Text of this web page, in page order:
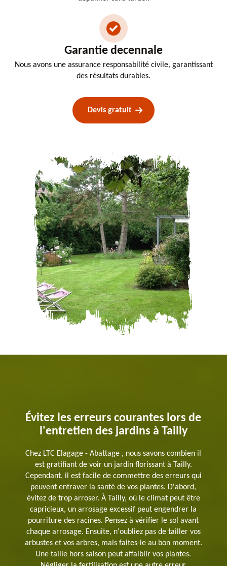
Garantie decennale
Nous avons une assurance responsabilité civile, garantissant
des résultats durables.
Devis gratuit
Évitez les erreurs courantes lors de
l'entretien des jardins à Tailly
Chez LTC Elagage - Abattage , nous savons combien il
est gratifiant de voir un jardin florissant à Tailly.
Cependant, il est facile de commettre des erreurs qui
peuvent entraver la santé de vos plantes. D'abord,
évitez de trop arroser. À Tailly, où le climat peut être
capricieux, un arrosage excessif peut engendrer la
pourriture des racines. Pensez à vérifier le sol avant
chaque arrosage. Ensuite, n'oubliez pas de tailler vos
arbustes et vos arbres, mais faites-le au bon moment.
Une taille hors saison peut affaiblir vos plantes.